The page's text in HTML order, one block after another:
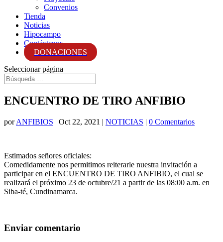
Convenios
Tienda
Noticias
Hipocampo
Contáctenos
DONACIONES
Seleccionar página
ENCUENTRO DE TIRO ANFIBIO
porANFIBIOS | Oct 22, 2021 | NOTICIAS | 0 Comentarios
Estimados señores oficiales:
Comedidamente nos permitimos reiterarle nuestra invitación a
participar en el ENCUENTRO DE TIRO ANFIBIO, el cual se
realizará el próximo 23 de octubre/21 a partir de las 08:00 a.m. en
Siba-té, Cundinamarca.
Enviar comentario